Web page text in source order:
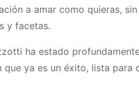
a amar como quieras,
y facetas.
ha estado
ya es un éxito, lista para